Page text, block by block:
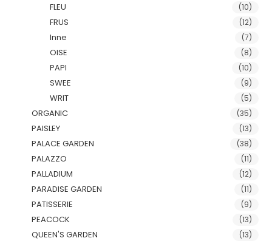
FLEU (10)
FRUS (12)
Inne (7)
OISE (8)
PAPI (10)
SWEE (9)
WRIT (5)
ORGANIC (35)
PAISLEY (13)
PALACE GARDEN (38)
PALAZZO (11)
PALLADIUM (12)
PARADISE GARDEN (11)
PATISSERIE (9)
PEACOCK (13)
QUEEN'S GARDEN (13)